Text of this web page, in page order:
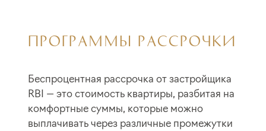
ПРОГРАММЫ РАССРОЧКИ
Беспроцентная рассрочка от застройщика
RBI — это стоимость квартиры, разбитая на
комфортные суммы, которые можно
выплачивать через различные промежутки